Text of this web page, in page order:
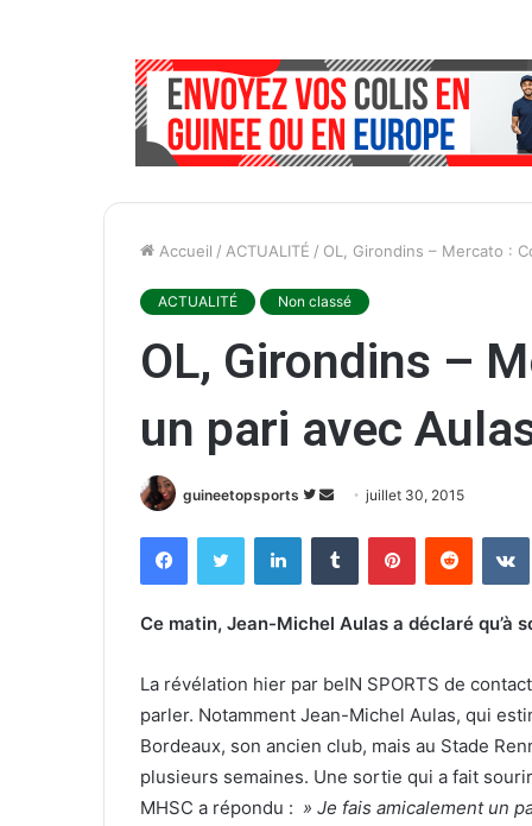
Accueil / ACTUALITÉ / OL, Girondins – Mercato :
ACTUALITÉ Non classé
OL, Girondins –
un pari avec
guineetopsports
S
v
u
r
T
w
i
v
o
u
n
c
o
u
juillet 30, 2015
Ce matin, Jean-Michel Aulas a déclaré qu’à
La révélation hier par beIN SPORTS de
parler. Notamment Jean-Michel Aulas, qui
Bordeaux, son ancien club, mais au Stade
plusieurs semaines. Une sortie qui a fait
MHSC a répondu : » Je fais amicalement un